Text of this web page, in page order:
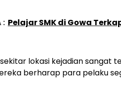
: Pelajar SMK di Gowa
lokasi kejadian sangat
berharap para pelaku